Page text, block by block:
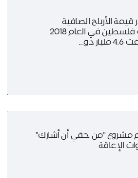
قيمة الأرباح الصافية
لـمجموعة بنك فلسطين في العام 2018
دو...
مشروع "من حقي أن أشارك"
الإعاقة